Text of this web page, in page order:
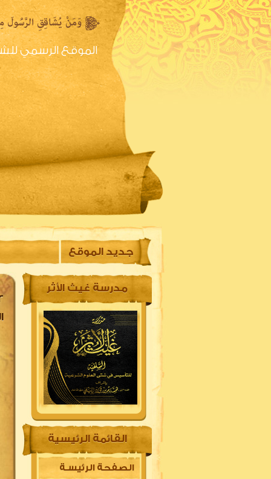
الموقع الرسمي
الصفحه الرئيسية
جديد الموقع
مدرسة غيث الأثر
القائمة الرئيسية
الصفحة الرئيسـة